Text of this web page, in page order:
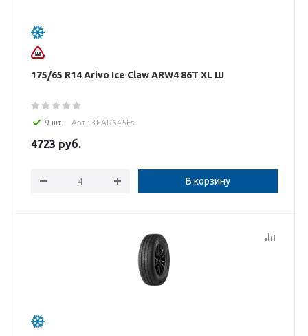
175/65 R14 Arivo Ice Claw ARW4 86T XL Ш
9 шт. Арт : 3EAR645Fs
4723 руб.
В корзину